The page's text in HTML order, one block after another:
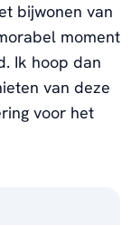
bijwonen van
moment
Ik hoop dan
van deze
voor het